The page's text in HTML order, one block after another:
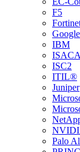
F5
IBM
ISACA
ISC2
ITIL®
Juniper
Palo